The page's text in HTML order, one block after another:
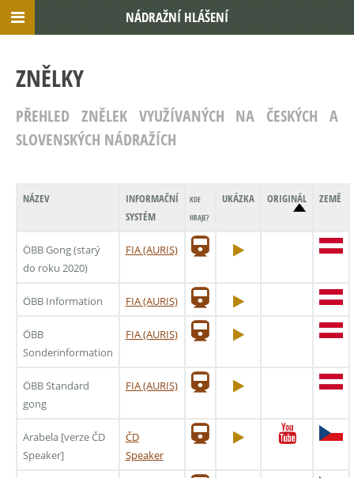
ZNĚLKY
PŘEHLED ZNĚLEK VYUŽÍVANÝCH NA ČESKÝCH A
SLOVENSKÝCH NÁDRAŽÍCH
NÁZEV
INFORMAČNÍ
SYSTÉM
KDE
HRAJE?
UKÁZKA ORIGINÁL ZEMĚ
ÖBB Gong (starý
do roku 2020)
FIA (AURIS)
ÖBB Information FIA (AURIS)
ÖBB
Sonderinformation
FIA (AURIS)
ÖBB Standard
gong
FIA (AURIS)
Arabela [verze ČD
Speaker]
ČD
Speaker
NÁDRAŽNÍ HLÁŠENÍ